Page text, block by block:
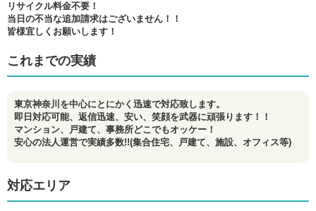
リサイクル料金不要！
当日の不当な追加請求はございません！！
皆様宜しくお願いします！
これまでの実績
東京神奈川を中心にとにかく迅速で対応致します。
即日対応可能、返信迅速、安い、笑顔を武器に頑張ります！！
マンション、戸建て、事務所どこでもオッケー！
安心の法人運営で実績多数!!(集合住宅、戸建て、施設、オフィス等)
対応エリア